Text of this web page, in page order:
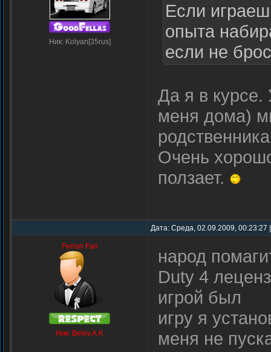
Ник: Kolyan[35rus]
Если
опыта
если не
Да я в курсе.
меня дома)
Очень
ползает.
Дата: Среда, 02.09.2009,
Ferrari Fan
Ник: Belov.A.K
народ
Duty 4
игрой был
игру я
меня не